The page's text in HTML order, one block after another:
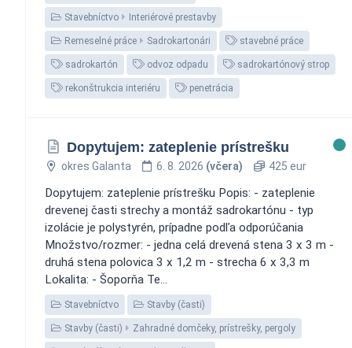
Stavebníctvo Interiérové prestavby
Remeselné práce Sadrokartonári stavebné práce
sadrokartón odvoz odpadu sadrokartónový strop
rekonštrukcia interiéru penetrácia
Dopytujem: zateplenie prístrešku
okres Galanta 6. 8. 2026 (včera) 425 eur
Dopytujem: zateplenie prístrešku Popis: - zateplenie
drevenej časti strechy a montáž sadrokartónu - typ
izolácie je polystyrén, prípadne podľa odporúčania
Množstvo/rozmer: - jedna celá drevená stena 3 x 3 m -
druhá stena polovica 3 x 1,2 m - strecha 6 x 3,3 m
Lokalita: - Šoporňa Te...
Stavebníctvo Stavby (časti)
Stavby (časti) Zahradné domčeky, prístrešky, pergoly